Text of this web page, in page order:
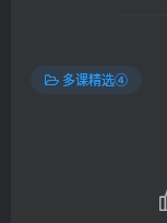
多课精选④